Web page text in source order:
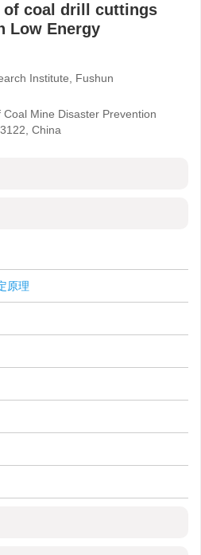
coal drill cuttings
Low Energy
Institute, Fushun
Mine Disaster Prevention
China
原理